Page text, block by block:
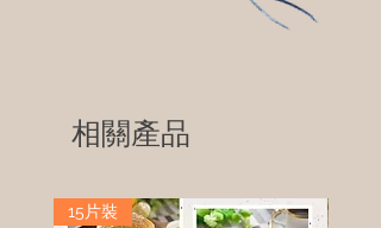
相關產品
15片裝